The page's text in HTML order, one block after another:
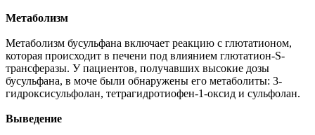
Метаболизм
Метаболизм бусульфана включает реакцию с глютатионом,
которая происходит в печени под влиянием глютатион-S-
трансферазы. У пациентов, получавших высокие дозы
бусульфана, в моче были обнаружены его метаболиты: 3-
гидроксисульфолан, тетрагидротиофен-1-оксид и сульфолан.
Выведение